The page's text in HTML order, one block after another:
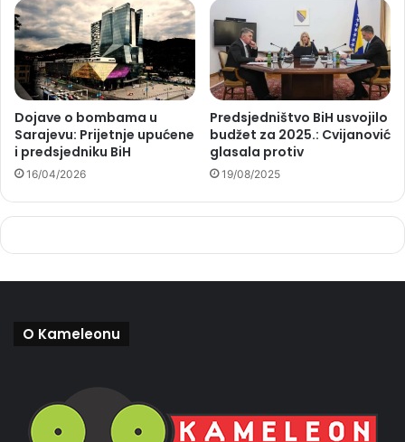
Dojave o bombama u
Sarajevu: Prijetnje upućene
i predsjedniku BiH
16/04/2026
Predsjedništvo BiH usvojilo
budžet za 2025.: Cvijanović
glasala protiv
19/08/2025
O Kameleonu